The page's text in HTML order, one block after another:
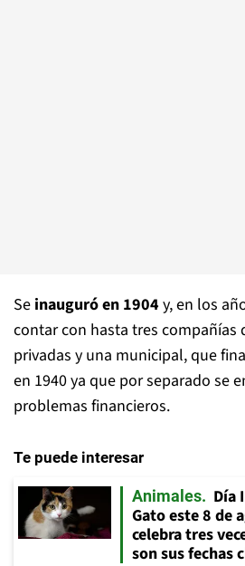
Se inauguró en 1904 y, en los
contar con hasta tres compañías
privadas y una municipal, que
en 1940 ya que por separado se
problemas financieros.
Te puede interesar
Animales
Día
Gato este 8 de
celebra tres
son sus fechas